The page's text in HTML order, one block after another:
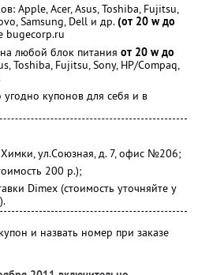
Apple, Acer, Asus, Toshiba, Fujitsu,
Samsung, Dell и др.(от 20 w до
bugecorp.ru
любой блок питания от 20 w до
Toshiba, Fujitsu, Sony, HP/Compaq,
купонов для себя и в
Химки, ул.Союзная, д. 7, офис №206;
200 р.);
Dimex (стоимость уточняйте у
и назвать номер при заказе